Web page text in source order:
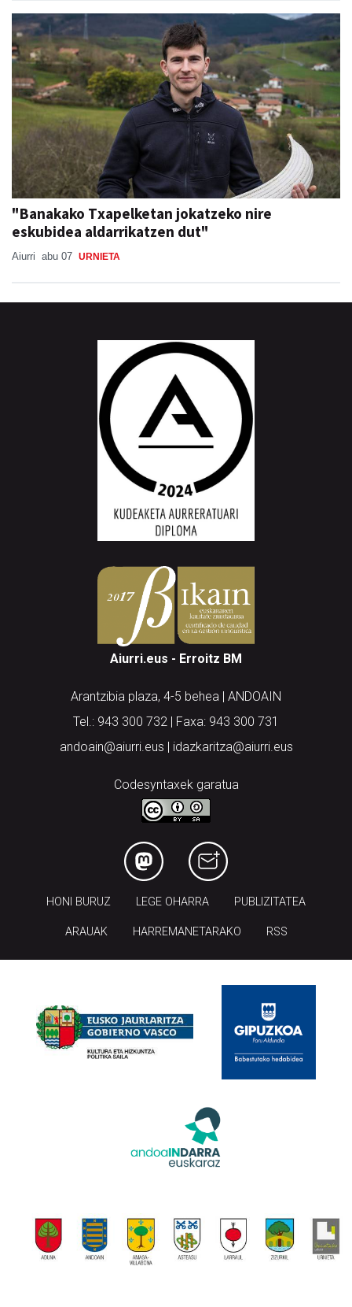
"Banakako Txapelketan jokatzeko nire
eskubidea aldarrikatzen dut"
Aiurri abu 07 URNIETA
Aiurri.eus - Erroitz BM
Arantzibia plaza, 4-5 behea | ANDOAIN
Tel.: 943 300 732 | Faxa: 943 300 731
andoain@aiurri.eus | idazkaritza@aiurri.eus
Codesyntaxek garatua
HONI BURUZ LEGE OHARRA PUBLIZITATEA
ARAUAK HARREMANETARAKO RSS